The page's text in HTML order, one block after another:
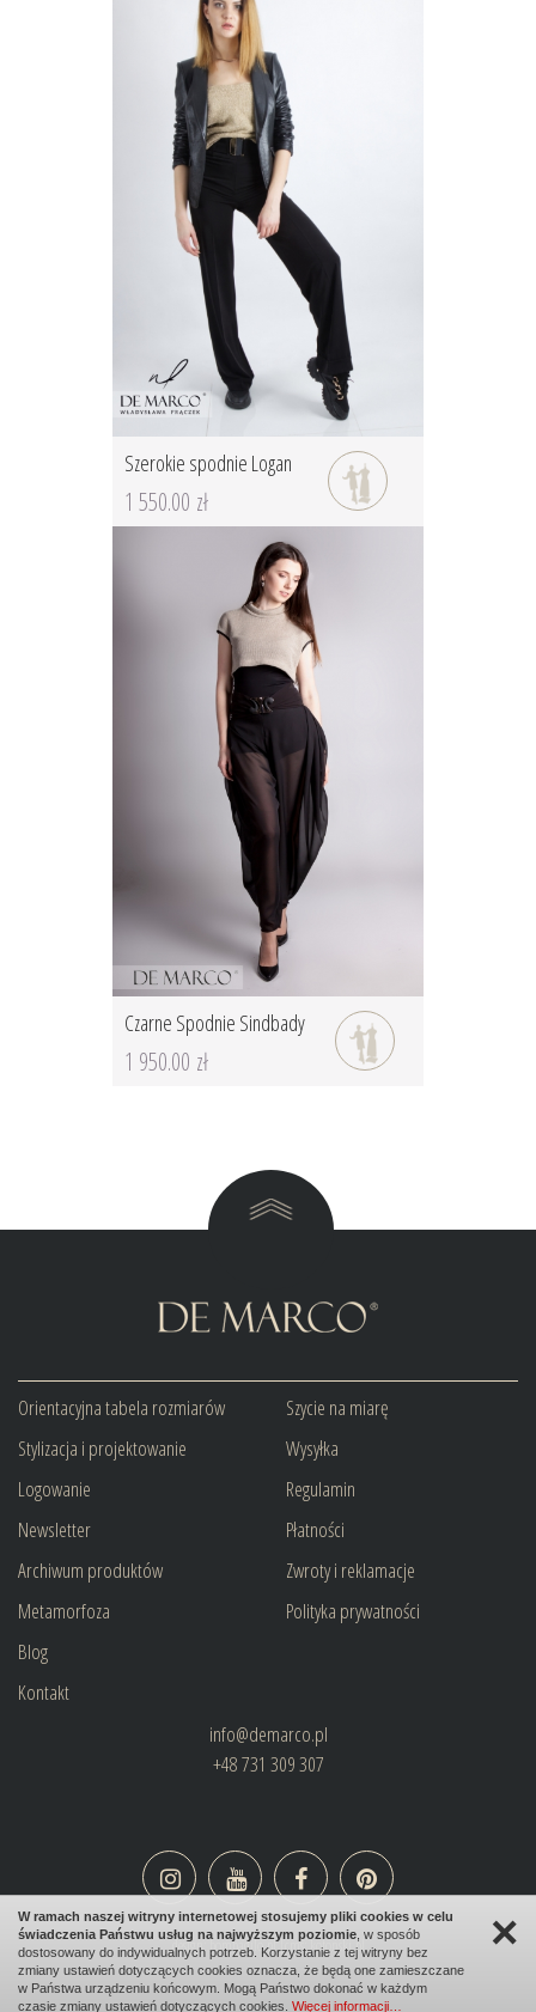
Szerokie spodnie Logan
1 550.00 zł
Czarne Spodnie Sindbady
1 950.00 zł
Orientacyjna tabela rozmiarów
Stylizacja i projektowanie
Logowanie
Newsletter
Archiwum produktów
Metamorfoza
Blog
Kontakt
Szycie na miarę
Wysyłka
Regulamin
Płatności
Zwroty i reklamacje
Polityka prywatności
info@demarco.pl
+48 731 309 307
design:bombadilo.pl|cms:kotonski.pl ×
W ramach naszej witryny internetowej stosujemy pliki cookies w celu
świadczenia Państwu usług na najwyższym poziomie , w sposób
dostosowany do indywidualnych potrzeb. Korzystanie z tej witryny bez
zmiany ustawień dotyczących cookies oznacza, że będą one zamieszczane
w Państwa urządzeniu końcowym. Mogą Państwo dokonać w każdym
czasie zmiany ustawień dotyczących cookies. Więcej informacji…